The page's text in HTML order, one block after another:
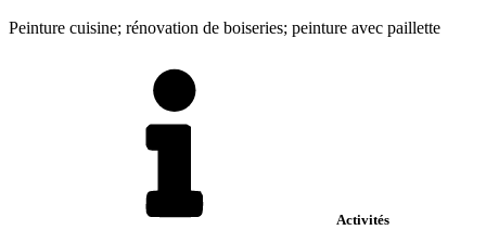
Peinture cuisine; rénovation de boiseries; peinture avec paillette
Activités